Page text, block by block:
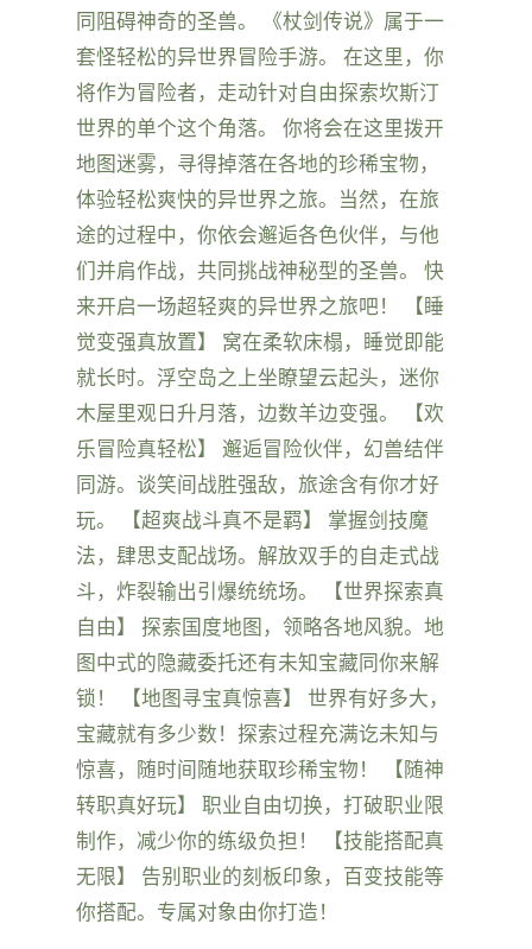
同阻碍神奇的圣兽。 《杖剑传说》属于一
套怪轻松的异世界冒险手游。 在这里，你
将作为冒险者，走动针对自由探索坎斯汀
世界的单个这个角落。 你将会在这里拨开
地图迷雾，寻得掉落在各地的珍稀宝物，
体验轻松爽快的异世界之旅。当然，在旅
途的过程中，你依会邂逅各色伙伴，与他
们并肩作战，共同挑战神秘型的圣兽。 快
来开启一场超轻爽的异世界之旅吧！ 【睡
觉变强真放置】 窝在柔软床榻，睡觉即能
就长时。浮空岛之上坐瞭望云起头，迷你
木屋里观日升月落，边数羊边变强。 【欢
乐冒险真轻松】 邂逅冒险伙伴，幻兽结伴
同游。谈笑间战胜强敌，旅途含有你才好
玩。 【超爽战斗真不是羁】 掌握剑技魔
法，肆思支配战场。解放双手的自走式战
斗，炸裂输出引爆统统场。 【世界探索真
自由】 探索国度地图，领略各地风貌。地
图中式的隐藏委托还有未知宝藏同你来解
锁！ 【地图寻宝真惊喜】 世界有好多大，
宝藏就有多少数！探索过程充满讫未知与
惊喜，随时间随地获取珍稀宝物！ 【随神
转职真好玩】 职业自由切换，打破职业限
制作，减少你的练级负担！ 【技能搭配真
无限】 告别职业的刻板印象，百变技能等
你搭配。专属对象由你打造！